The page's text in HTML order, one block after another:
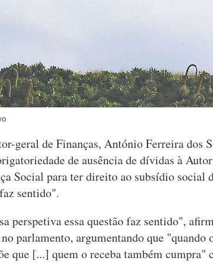
geral de Finanças, António Ferreira dos
de ausência de dívidas à
Social para ter direito ao subsídio social
sentido".
perspetiva essa questão faz sentido",
parlamento, argumentando que "quando
que [...] quem o receba também cumpra"